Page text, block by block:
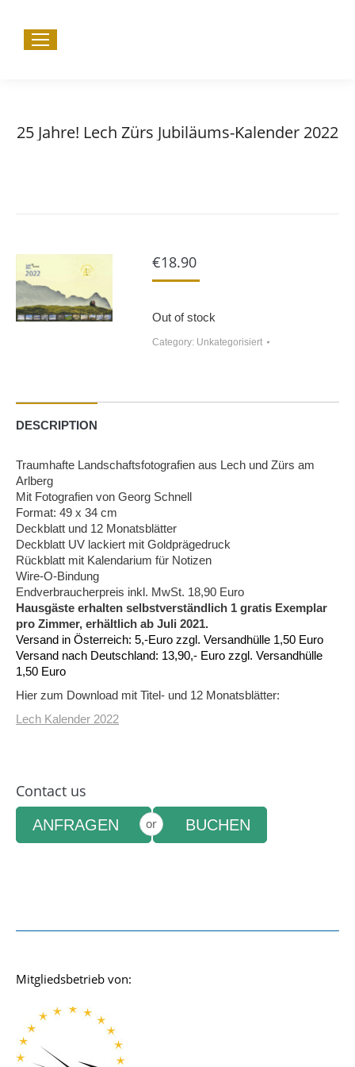
25 Jahre! Lech Zürs Jubiläums-Kalender 2022
€18.90
Out of stock
Category: Unkategorisiert
DESCRIPTION
Traumhafte Landschaftsfotografien aus Lech und Zürs am
Arlberg
Mit Fotografien von Georg Schnell
Format: 49 x 34 cm
Deckblatt und 12 Monatsblätter
Deckblatt UV lackiert mit Goldprägedruck
Rückblatt mit Kalendarium für Notizen
Wire-O-Bindung
Endverbraucherpreis inkl. MwSt. 18,90 Euro
Hausgäste erhalten selbstverständlich 1 gratis Exemplar
pro Zimmer, erhältlich ab Juli 2021.
Versand in Österreich: 5,-Euro zzgl. Versandhülle 1,50 Euro
Versand nach Deutschland: 13,90,- Euro zzgl. Versandhülle
1,50 Euro
Hier zum Download mit Titel- und 12 Monatsblätter:
Lech Kalender 2022
Contact us
ANFRAGEN or BUCHEN
Mitgliedsbetrieb von: